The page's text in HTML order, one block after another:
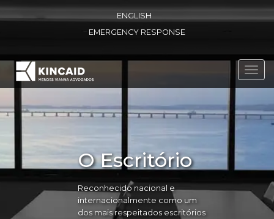
ENGLISH
EMERGENCY RESPONSE
O Escritório
Reconhecido nacional e
internacionalmente como um
dos mais respeitados escritórios